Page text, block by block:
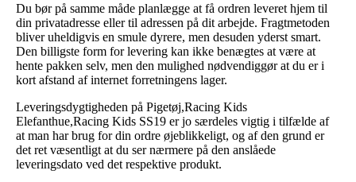
Du bør på samme måde planlægge at få ordren leveret hjem til
din privatadresse eller til adressen på dit arbejde. Fragtmetoden
bliver uheldigvis en smule dyrere, men desuden yderst smart.
Den billigste form for levering kan ikke benægtes at være at
hente pakken selv, men den mulighed nødvendiggør at du er i
kort afstand af internet forretningens lager.
Leveringsdygtigheden på Pigetøj,Racing Kids
Elefanthue,Racing Kids SS19 er jo særdeles vigtig i tilfælde af
at man har brug for din ordre øjeblikkeligt, og af den grund er
det ret væsentligt at du ser nærmere på den anslåede
leveringsdato ved det respektive produkt.